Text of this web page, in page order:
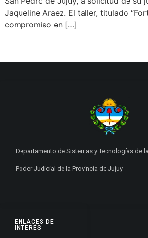
Jaqueline Araez. El taller, titulado
compromiso en […]
ENLACES DE
INTERÉS
Departamento de Sistemas y Tecnologías de
Poder Judicial de la Provincia de Jujuy